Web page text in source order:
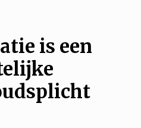
is een